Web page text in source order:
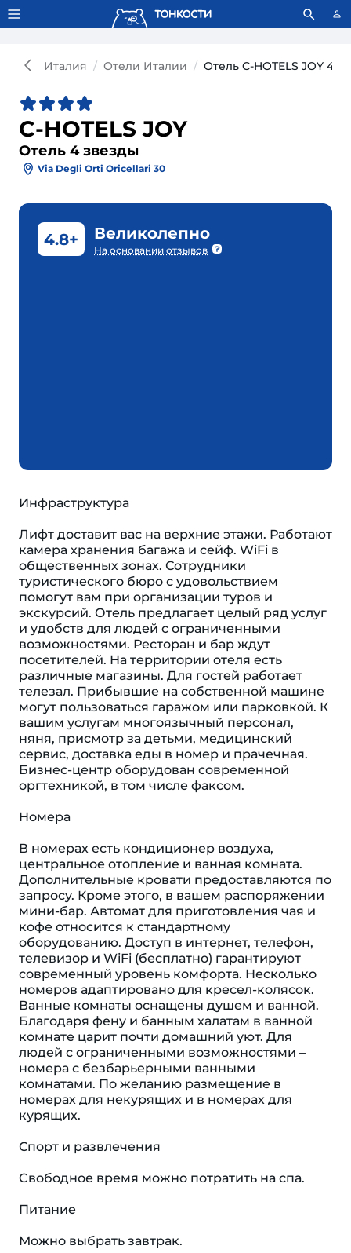
Тонкости используют сookie-файлы. Что это значит?
Италия Отели Италии Отель C-HOTELS JOY 4*
C-HOTELS JOY
Отель 4 звезды
Via Degli Orti Oricellari 30
4.8+ Великолепно
На основании отзывов
Инфраструктура
Лифт доставит вас на верхние этажи. Работают
камера хранения багажа и сейф. WiFi в
общественных зонах. Сотрудники
туристического бюро с удовольствием
помогут вам при организации туров и
экскурсий. Отель предлагает целый ряд услуг
и удобств для людей с ограниченными
возможностями. Ресторан и бар ждут
посетителей. На территории отеля есть
различные магазины. Для гостей работает
телезал. Прибывшие на собственной машине
могут пользоваться гаражом или парковкой. К
вашим услугам многоязычный персонал,
няня, присмотр за детьми, медицинский
сервис, доставка еды в номер и прачечная.
Бизнес-центр оборудован современной
оргтехникой, в том числе факсом.
Номера
В номерах есть кондиционер воздуха,
центральное отопление и ванная комната.
Дополнительные кровати предоставляются по
запросу. Кроме этого, в вашем распоряжении
мини-бар. Автомат для приготовления чая и
кофе относится к стандартному
оборудованию. Доступ в интернет, телефон,
телевизор и WiFi (бесплатно) гарантируют
современный уровень комфорта. Несколько
номеров адаптировано для кресел-колясок.
Ванные комнаты оснащены душем и ванной.
Благодаря фену и банным халатам в ванной
комнате царит почти домашний уют. Для
людей с ограниченными возможностями –
номера с безбарьерными ванными
комнатами. По желанию размещение в
номерах для некурящих и в номерах для
курящих.
Спорт и развлечения
Cвободное время можно потратить на спа.
Питание
Можно выбрать завтрак.